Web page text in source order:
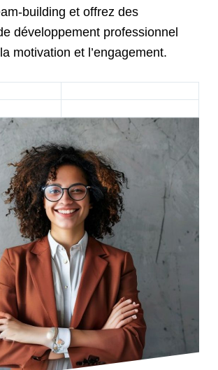
building et offrez des
développement professionnel
motivation et l’engagement.